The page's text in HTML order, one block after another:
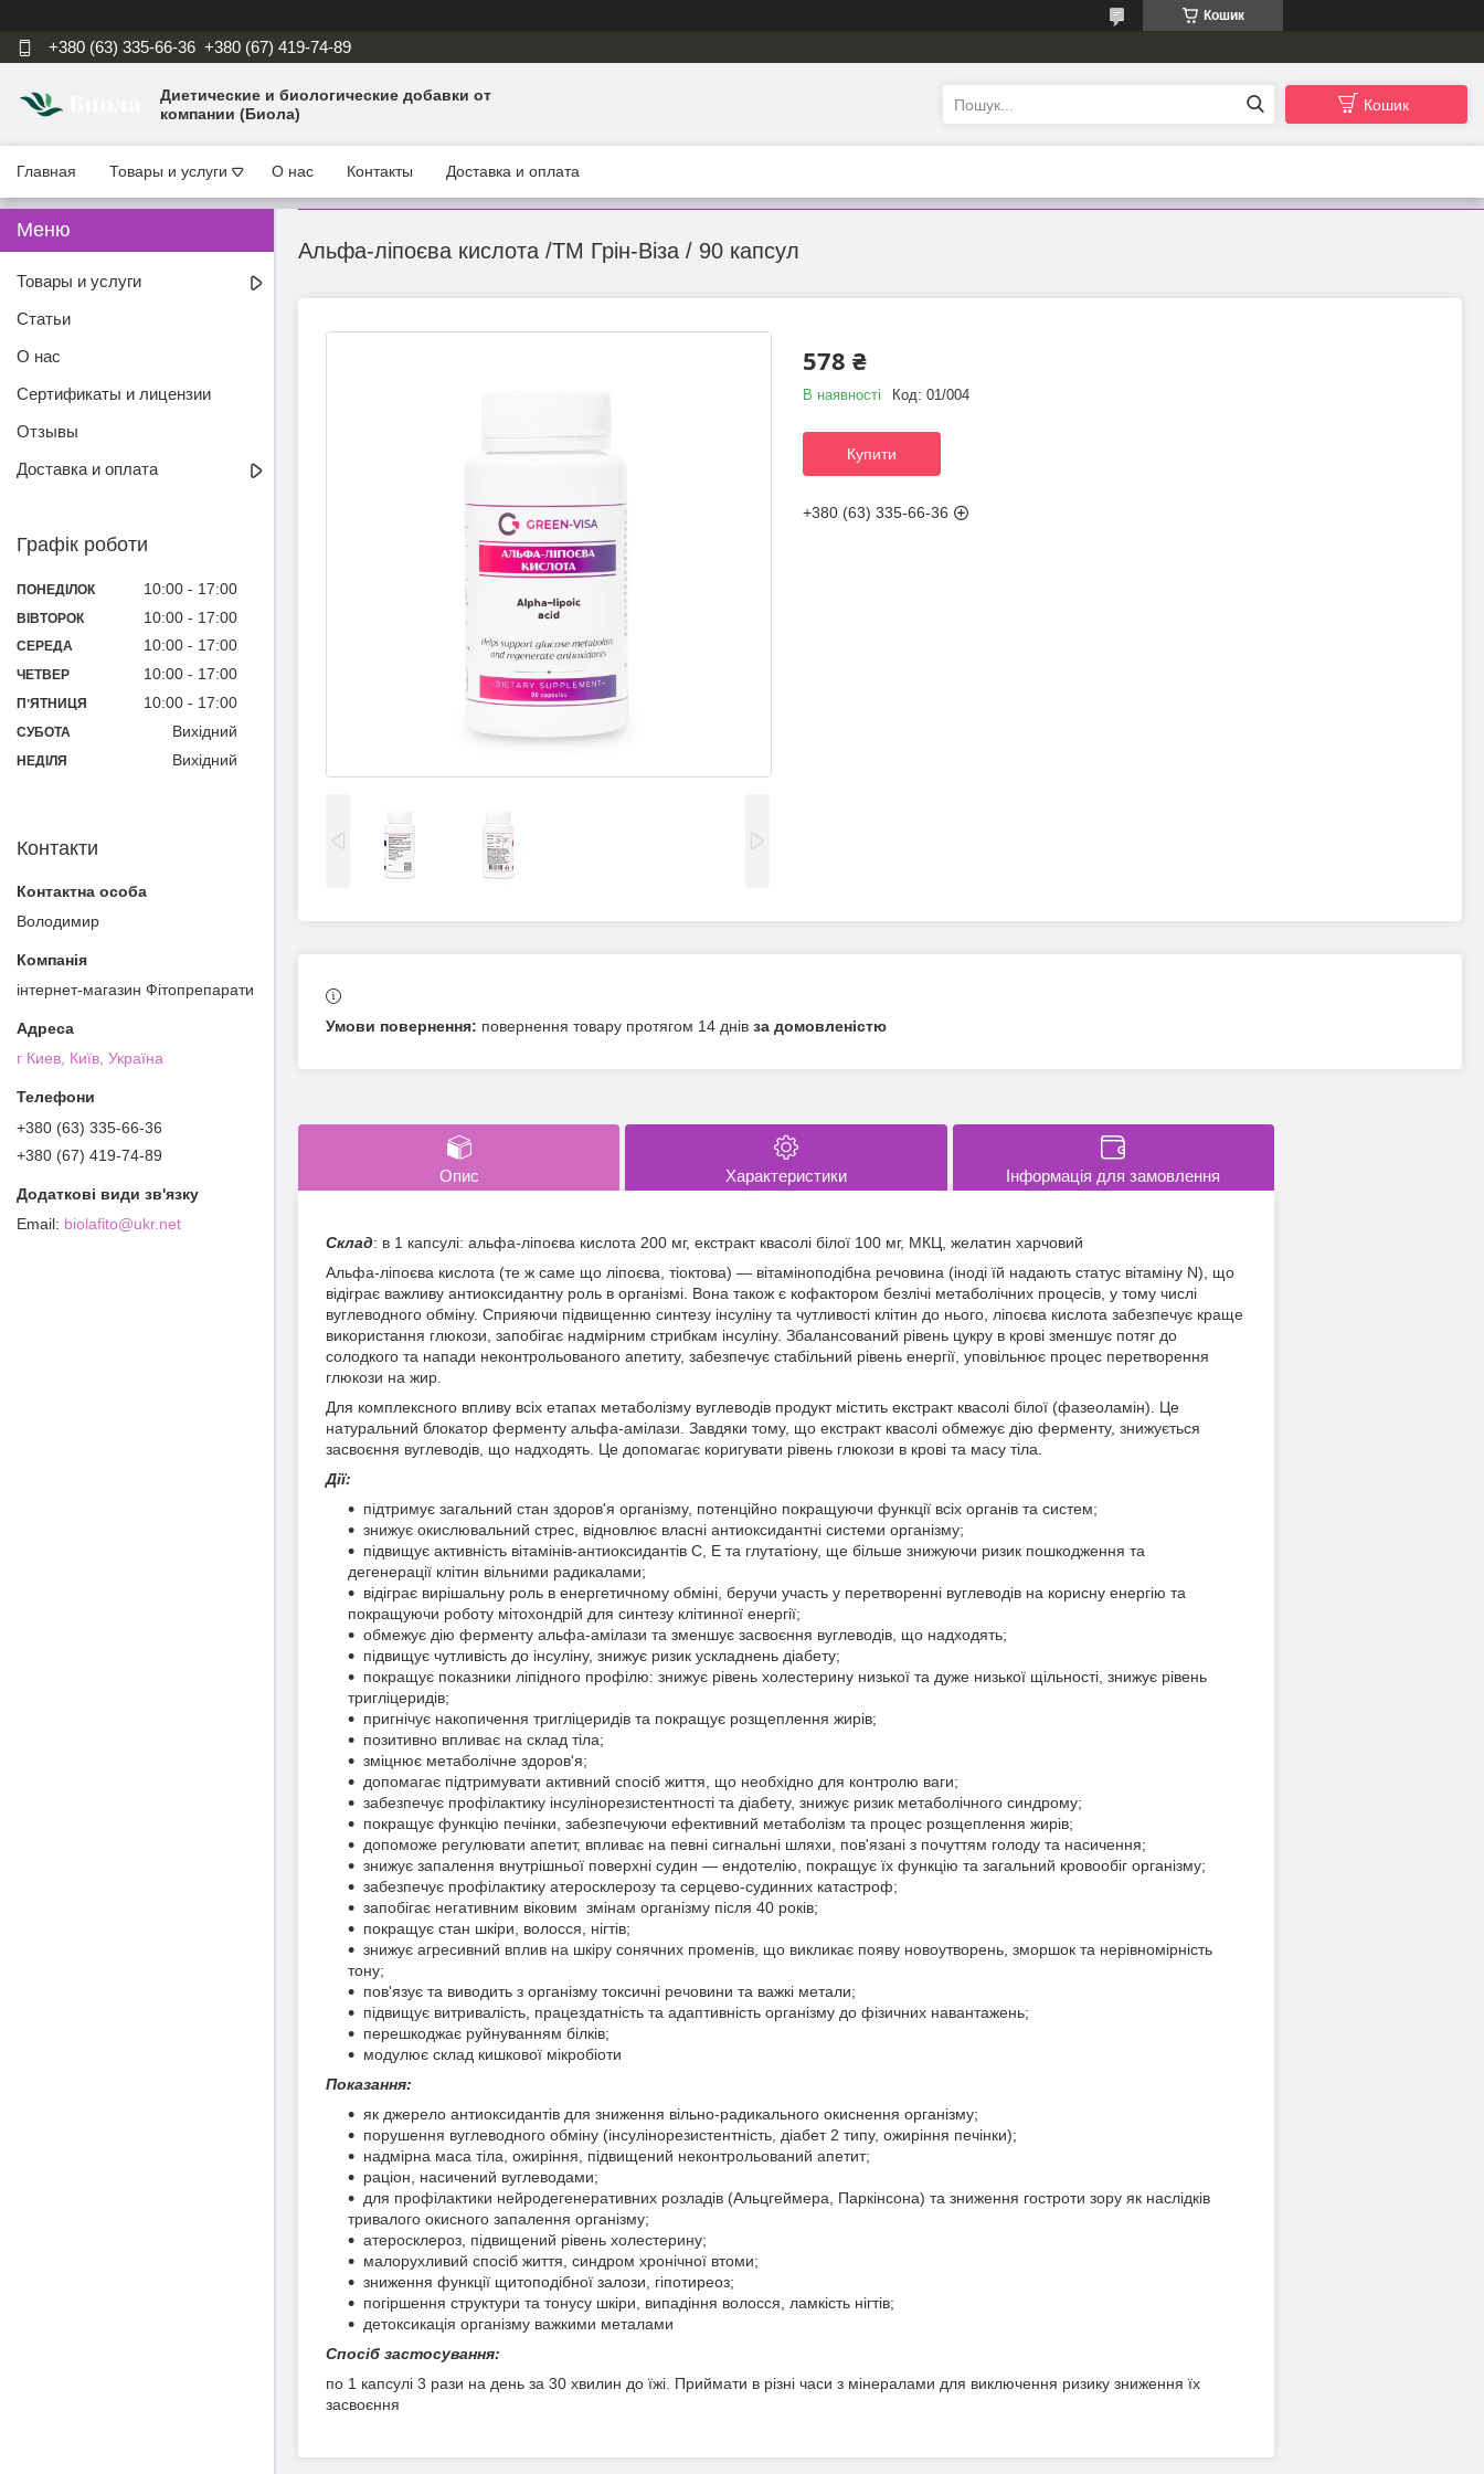
Кошик
+380 (63) 335-66-36 +380 (67) 419-74-89
Диетические и биологические добавки от
компании (Биола)
Кошик
Главная Товары и услуги О нас Контакты Доставка и оплата
Альфа-ліпоєва кислота /ТМ Грін-Віза / 90 капсул
578 ₴
В наявності Код: 01/004
Купити
+380 (63) 335-66-36
повернення товару протягом 14 днів за домовленістю
Опис Характеристики Інформація для замовлення
Склад: в 1 капсулі: альфа-ліпоєва кислота 200 мг, екстракт квасолі білої 100 мг, МКЦ, желатин харчовий
Альфа-ліпоєва кислота (те ж саме що ліпоєва, тіоктова) — вітаміноподібна речовина (іноді їй надають статус вітаміну N), що
відіграє важливу антиоксидантну роль в організмі. Вона також є кофактором безлічі метаболічних процесів, у тому числі
вуглеводного обміну. Сприяючи підвищенню синтезу інсуліну та чутливості клітин до нього, ліпоєва кислота забезпечує краще
використання глюкози, запобігає надмірним стрибкам інсуліну. Збалансований рівень цукру в крові зменшує потяг до
солодкого та напади неконтрольованого апетиту, забезпечує стабільний рівень енергії, уповільнює процес перетворення
глюкози на жир.
Для комплексного впливу всіх етапах метаболізму вуглеводів продукт містить екстракт квасолі білої (фазеоламін). Це
натуральний блокатор ферменту альфа-амілази. Завдяки тому, що екстракт квасолі обмежує дію ферменту, знижується
засвоєння вуглеводів, що надходять. Це допомагає коригувати рівень глюкози в крові та масу тіла.
Дії:
підтримує загальний стан здоров'я організму, потенційно покращуючи функції всіх органів та систем;
знижує окислювальний стрес, відновлює власні антиоксидантні системи організму;
підвищує активність вітамінів-антиоксидантів С, Е та глутатіону, ще більше знижуючи ризик пошкодження та
дегенерації клітин вільними радикалами;
відіграє вирішальну роль в енергетичному обміні, беручи участь у перетворенні вуглеводів на корисну енергію та
покращуючи роботу мітохондрій для синтезу клітинної енергії;
обмежує дію ферменту альфа-амілази та зменшує засвоєння вуглеводів, що надходять;
підвищує чутливість до інсуліну, знижує ризик ускладнень діабету;
покращує показники ліпідного профілю: знижує рівень холестерину низької та дуже низької щільності, знижує рівень
тригліцеридів;
пригнічує накопичення тригліцеридів та покращує розщеплення жирів;
позитивно впливає на склад тіла;
зміцнює метаболічне здоров'я;
допомагає підтримувати активний спосіб життя, що необхідно для контролю ваги;
забезпечує профілактику інсулінорезистентності та діабету, знижує ризик метаболічного синдрому;
покращує функцію печінки, забезпечуючи ефективний метаболізм та процес розщеплення жирів;
допоможе регулювати апетит, впливає на певні сигнальні шляхи, пов'язані з почуттям голоду та насичення;
знижує запалення внутрішньої поверхні судин — ендотелію, покращує їх функцію та загальний кровообіг організму;
забезпечує профілактику атеросклерозу та серцево-судинних катастроф;
запобігає негативним віковим змінам організму після 40 років;
покращує стан шкіри, волосся, нігтів;
знижує агресивний вплив на шкіру сонячних променів, що викликає появу новоутворень, зморшок та нерівномірність
тону;
пов'язує та виводить з організму токсичні речовини та важкі метали;
підвищує витривалість, працездатність та адаптивність організму до фізичних навантажень;
перешкоджає руйнуванням білків;
модулює склад кишкової мікробіоти
Показання:
як джерело антиоксидантів для зниження вільно-радикального окиснення організму;
порушення вуглеводного обміну (інсулінорезистентність, діабет 2 типу, ожиріння печінки);
надмірна маса тіла, ожиріння, підвищений неконтрольований апетит;
раціон, насичений вуглеводами;
для профілактики нейродегенеративних розладів (Альцгеймера, Паркінсона) та зниження гостроти зору як наслідків
тривалого окисного запалення організму;
атеросклероз, підвищений рівень холестерину;
малорухливий спосіб життя, синдром хронічної втоми;
зниження функції щитоподібної залози, гіпотиреоз;
погіршення структури та тонусу шкіри, випадіння волосся, ламкість нігтів;
детоксикація організму важкими металами
Спосіб застосування:
по 1 капсулі 3 рази на день за 30 хвилин до їжі. Приймати в різні часи з мінералами для виключення ризику зниження їх
засвоєння
Товары и услуги
Статьи
О нас
Сертификаты и лицензии
Отзывы
Доставка и оплата
Графік роботи
ПОНЕДІЛОК 10:00 17:00
ВІВТОРОК 10:00 17:00
СЕРЕДА 10:00 17:00
ЧЕТВЕР 10:00 17:00
ПʼЯТНИЦЯ 10:00 17:00
СУБОТА Вихідний
НЕДІЛЯ Вихідний
Контакти
Володимир
інтернет-магазин Фітопрепарати
г Киев, Київ, Україна
+380 (63) 335-66-36
+380 (67) 419-74-89
biolafito@ukr.net